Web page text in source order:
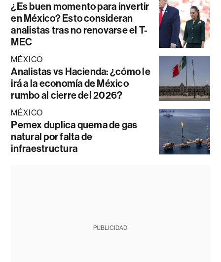
¿Es buen momento para invertir
en México? Esto consideran
analistas tras no renovarse el T-
MEC
MÉXICO
Analistas vs Hacienda: ¿cómo le
irá a la economía de México
rumbo al cierre del 2026?
MÉXICO
Pemex duplica quema de gas
natural por falta de
infraestructura
PUBLICIDAD